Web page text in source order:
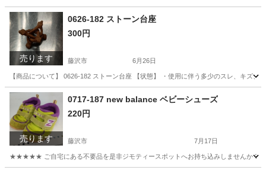
神奈川 藤沢市 スポーツウェア リユース
売ります
0626-182 ストーン台座
300円
藤沢市 6月26日
【商品について】 0626-182 ストーン台座 【状態】 ・使用に伴う多少のスレ、キズ
神奈川 藤沢市
売ります
0717-187 new balance ベビーシューズ
220円
藤沢市 7月17日
★★★★★ ご自宅にある不要品を是非ジモティースポットへお持ち込みしませんか？